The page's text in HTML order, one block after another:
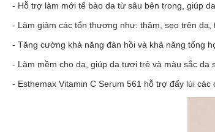
- Hỗ trợ làm mới tế bào da từ sâu bên trong, giúp
- Làm giảm các tổn thương như: thâm, sẹo trên
- Tăng cường khả năng đàn hồi và khả năng tổng
- Làm mềm cho da, giúp da tươi trẻ và màu sắc da
- Esthemax Vitamin C Serum 561 hỗ trợ đẩy lùi